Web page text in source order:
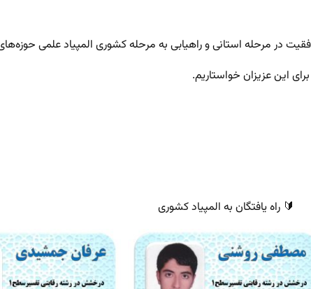
در مرحله استانی و راهیابی به مرحله کشوری المپیاد علمی
این عزیزان خواستاریم.
🔰 راه یافتگان به المپیاد کشوری